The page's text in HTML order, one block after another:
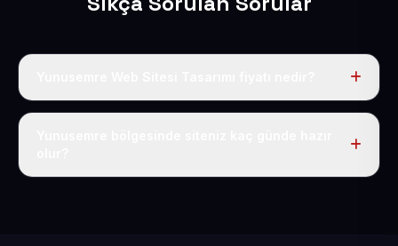
Tek fiyat uygulanır: yıllık 50 USD + KDV. Bu bedele alan